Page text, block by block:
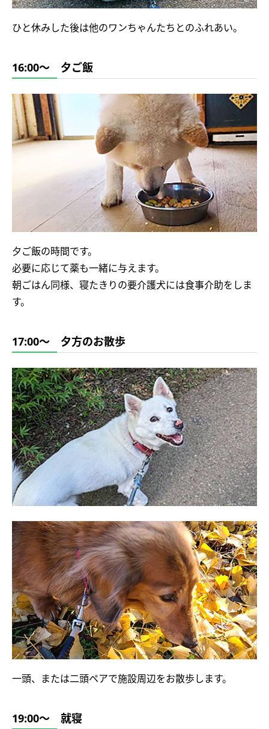
ひと休みした後は他のワンちゃんたちとのふれあい。
16:00～ 夕ご飯
夕ご飯の時間です。
必要に応じて薬も一緒に与えます。
朝ごはん同様、寝たきりの要介護犬には食事介助をしま
す。
17:00～ 夕方のお散歩
一頭、または二頭ペアで施設周辺をお散歩します。
19:00～ 就寝